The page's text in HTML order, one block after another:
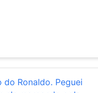
do Ronaldo. Peguei